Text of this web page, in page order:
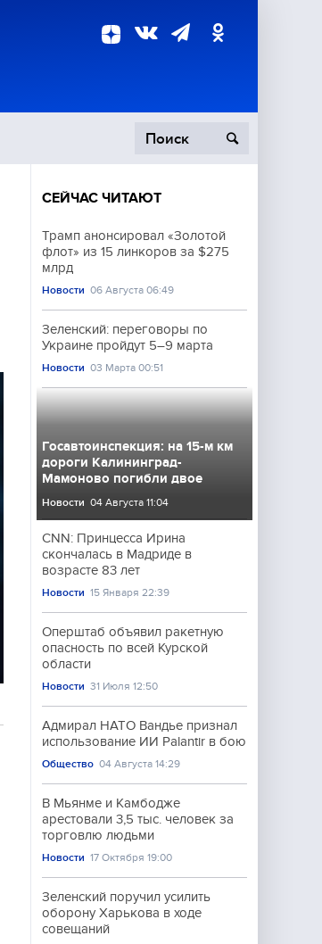
СЕЙЧАС ЧИТАЮТ
Трамп анонсировал «Золотой
флот» из 15 линкоров за $275
млрд
Новости 06 Августа 06:49
Зеленский: переговоры по
Украине пройдут 5–9 марта
Новости 03 Марта 00:51
Госавтоинспекция: на 15-м км
дороги Калининград-
Мамоново погибли двое
Новости 04 Августа 11:04
CNN: Принцесса Ирина
скончалась в Мадриде в
возрасте 83 лет
Новости 15 Января 22:39
Оперштаб объявил ракетную
опасность по всей Курской
области
Новости 31 Июля 12:50
Адмирал НАТО Вандье признал
использование ИИ Palantir в бою
Общество 04 Августа 14:29
В Мьянме и Камбодже
арестовали 3,5 тыс. человек за
торговлю людьми
Новости 17 Октября 19:00
Зеленский поручил усилить
оборону Харькова в ходе
совещаний